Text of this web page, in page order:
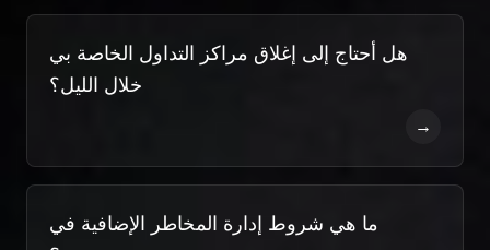
هل أحتاج إلى إغلاق مراكز التداول الخاصة بي
خلال الليل؟
→
ما هي شروط إدارة المخاطر الإضافية في